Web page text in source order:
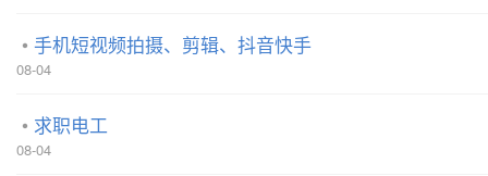
手机短视频拍摄、剪辑、抖音快手
08-04
求职电工
08-04